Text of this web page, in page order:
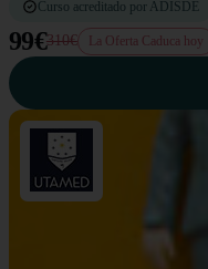
Curso acreditado por ADISDE
99€310€ La Oferta Caduca hoy